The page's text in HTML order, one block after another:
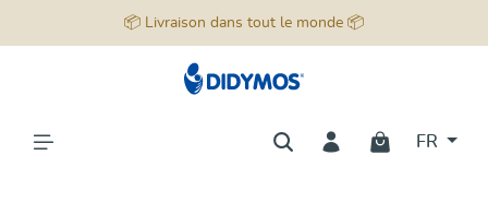
📦 Livraison dans tout le monde 📦
FR